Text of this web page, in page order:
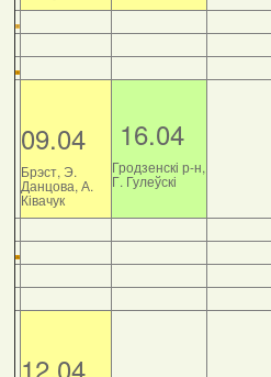
09.04
Брэст, Э.
Данцова, А.
Ківачук
16.04
Гродзенскі р-н,
Г. Гулеўскі
12.04